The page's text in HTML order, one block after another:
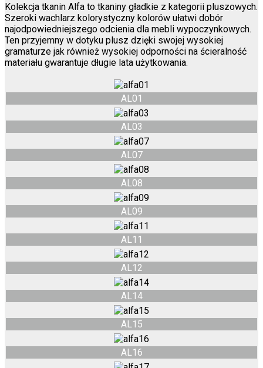
Kolekcja tkanin Alfa to tkaniny gładkie z kategorii pluszowych.
Szeroki wachlarz kolorystyczny kolorów ułatwi dobór
najodpowiedniejszego odcienia dla mebli wypoczynkowych.
Ten przyjemny w dotyku plusz dzięki swojej wysokiej
gramaturze jak również wysokiej odporności na ścieralność
materiału gwarantuje długie lata użytkowania.
AL01
AL03
AL07
AL08
AL09
AL11
AL12
AL14
AL15
AL16